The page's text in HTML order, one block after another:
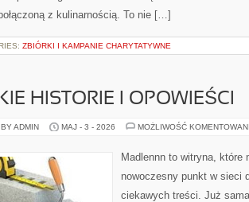
z kulinarnością. To nie […]
ZBIÓRKI I KAMPANIE CHARYTATYWNE
HISTORIE I OPOWIEŚCI
ADMIN MAJ - 3 - 2026 MOŻLIWOŚĆ
Madlennn to witryna, które
nowoczesny punkt w sieci
ciekawych treści. Już